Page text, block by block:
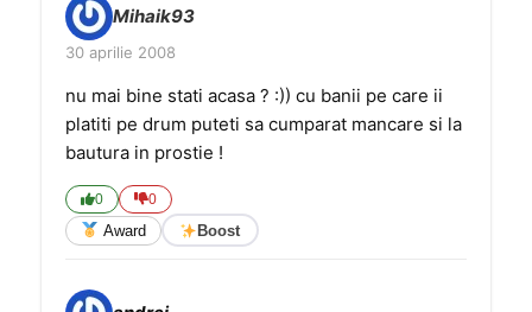
Mihaik93
30 aprilie 2008
nu mai bine stati acasa ? :)) cu banii pe care ii
platiti pe drum puteti sa cumparat mancare si la
bautura in prostie !
0 0
Award Boost